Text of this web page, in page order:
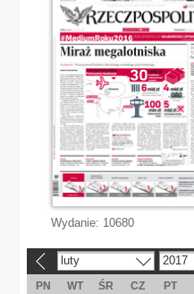
Wydanie: 10680
luty 2017
PN WT ŚR CZ PT